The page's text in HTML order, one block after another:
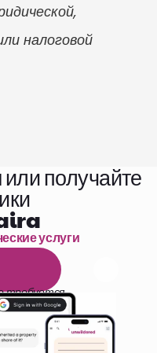
налоговой
получайте
часов чтения
услуги
е
требуется